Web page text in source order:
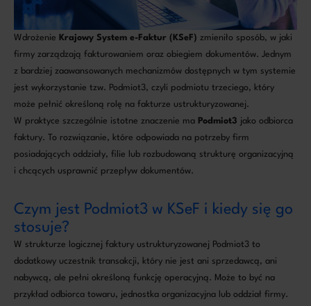
Wdrożenie Krajowy System e-Faktur (KSeF) zmieniło sposób, w jaki
firmy zarządzają fakturowaniem oraz obiegiem dokumentów. Jednym
z bardziej zaawansowanych mechanizmów dostępnych w tym systemie
jest wykorzystanie tzw. Podmiot3, czyli podmiotu trzeciego, który
może pełnić określoną rolę na fakturze ustrukturyzowanej.
W praktyce szczególnie istotne znaczenie ma Podmiot3 jako odbiorca
faktury. To rozwiązanie, które odpowiada na potrzeby firm
posiadających oddziały, filie lub rozbudowaną strukturę organizacyjną
i chcących usprawnić przepływ dokumentów.
Czym jest Podmiot3 w KSeF i kiedy się go
stosuje?
W strukturze logicznej faktury ustrukturyzowanej Podmiot3 to
dodatkowy uczestnik transakcji, który nie jest ani sprzedawcą, ani
nabywcą, ale pełni określoną funkcję operacyjną. Może to być na
przykład odbiorca towaru, jednostka organizacyjna lub oddział firmy.